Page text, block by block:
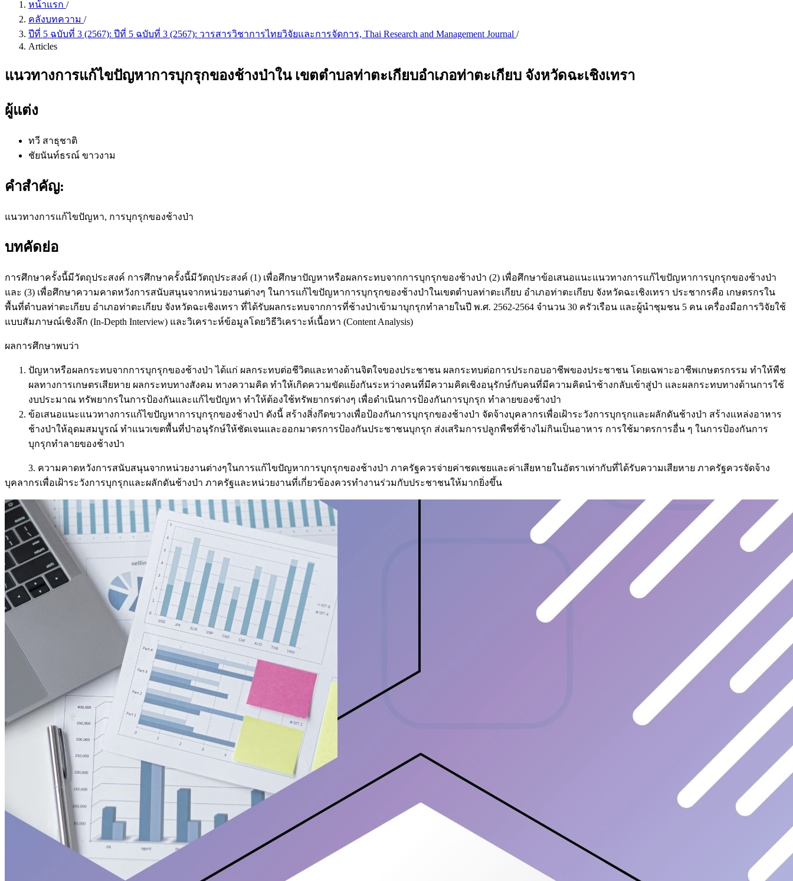
หน้าแรก /
คลังบทความ /
ปีที่ 5 ฉบับที่ 3 (2567): ปีที่ 5 ฉบับที่ 3 (2567): วารสารวิชาการไทยวิจัยและการจัดการ, Thai Research and Management Journal /
Articles
แนวทางการแก้ไขปัญหาการบุกรุกของช้างป่าใน เขตตำบลท่าตะเกียบอำเภอท่าตะเกียบ จังหวัดฉะเชิงเทรา
ผู้แต่ง
ทวี สาธุชาติ
ชัยนันท์ธรณ์ ขาวงาม
คำสำคัญ:
แนวทางการแก้ไขปัญหา, การบุกรุกของช้างป่า
บทคัดย่อ
การศึกษาครั้งนี้มีวัตถุประสงค์ การศึกษาครั้งนี้มีวัตถุประสงค์ (1) เพื่อศึกษาปัญหาหรือผลกระทบจากการบุกรุกของช้างป่า (2) เพื่อศึกษาข้อเสนอแนะแนวทางการแก้ไขปัญหาการบุกรุกของช้างป่า
และ (3) เพื่อศึกษาความคาดหวังการสนับสนุนจากหน่วยงานต่างๆ ในการแก้ไขปัญหาการบุกรุกของช้างป่าในเขตตำบลท่าตะเกียบ อำเภอท่าตะเกียบ จังหวัดฉะเชิงเทรา ประชากรคือ เกษตรกรใน
พื้นที่ตำบลท่าตะเกียบ อำเภอท่าตะเกียบ จังหวัดฉะเชิงเทรา ที่ได้รับผลกระทบจากการที่ช้างป่าเข้ามาบุกรุกทำลายในปี พ.ศ. 2562-2564 จำนวน 30 ครัวเรือน และผู้นำชุมชน 5 คน เครื่องมือการวิจัยใช้
แบบสัมภาษณ์เชิงลึก (In-Depth Interview) และวิเคราะห์ข้อมูลโดยวิธีวิเคราะห์เนื้อหา (Content Analysis)
ผลการศึกษาพบว่า
ปัญหาหรือผลกระทบจากการบุกรุกของช้างป่า ได้แก่ ผลกระทบต่อชีวิตและทางด้านจิตใจของประชาชน ผลกระทบต่อการประกอบอาชีพของประชาชน โดยเฉพาะอาชีพเกษตรกรรม ทำให้พืช
ผลทางการเกษตรเสียหาย ผลกระทบทางสังคม ทางความคิด ทำให้เกิดความขัดแย้งกันระหว่างคนที่มีความคิดเชิงอนุรักษ์กับคนที่มีความคิดนำช้างกลับเข้าสู่ป่า และผลกระทบทางด้านการใช้
งบประมาณ ทรัพยากรในการป้องกันและแก้ไขปัญหา ทำให้ต้องใช้ทรัพยากรต่างๆ เพื่อดำเนินการป้องกันการบุกรุก ทำลายของช้างป่า
ข้อเสนอแนะแนวทางการแก้ไขปัญหาการบุกรุกของช้างป่า ดังนี้ สร้างสิ่งกีดขวางเพื่อป้องกันการบุกรุกของช้างป่า จัดจ้างบุคลากรเพื่อเฝ้าระวังการบุกรุกและผลักดันช้างป่า สร้างแหล่งอาหาร
ช้างป่าให้อุดมสมบูรณ์ ทำแนวเขตพื้นที่ป่าอนุรักษ์ให้ชัดเจนและออกมาตรการป้องกันประชาชนบุกรุก ส่งเสริมการปลูกพืชที่ช้างไม่กินเป็นอาหาร การใช้มาตรการอื่น ๆ ในการป้องกันการ
บุกรุกทำลายของช้างป่า
3. ความคาดหวังการสนับสนุนจากหน่วยงานต่างๆในการแก้ไขปัญหาการบุกรุกของช้างป่า ภาครัฐควรจ่ายค่าชดเชยและค่าเสียหายในอัตราเท่ากับที่ได้รับความเสียหาย ภาครัฐควรจัดจ้าง
บุคลากรเพื่อเฝ้าระวังการบุกรุกและผลักดันช้างป่า ภาครัฐและหน่วยงานที่เกี่ยวข้องควรทำงานร่วมกับประชาชนให้มากยิ่งขึ้น